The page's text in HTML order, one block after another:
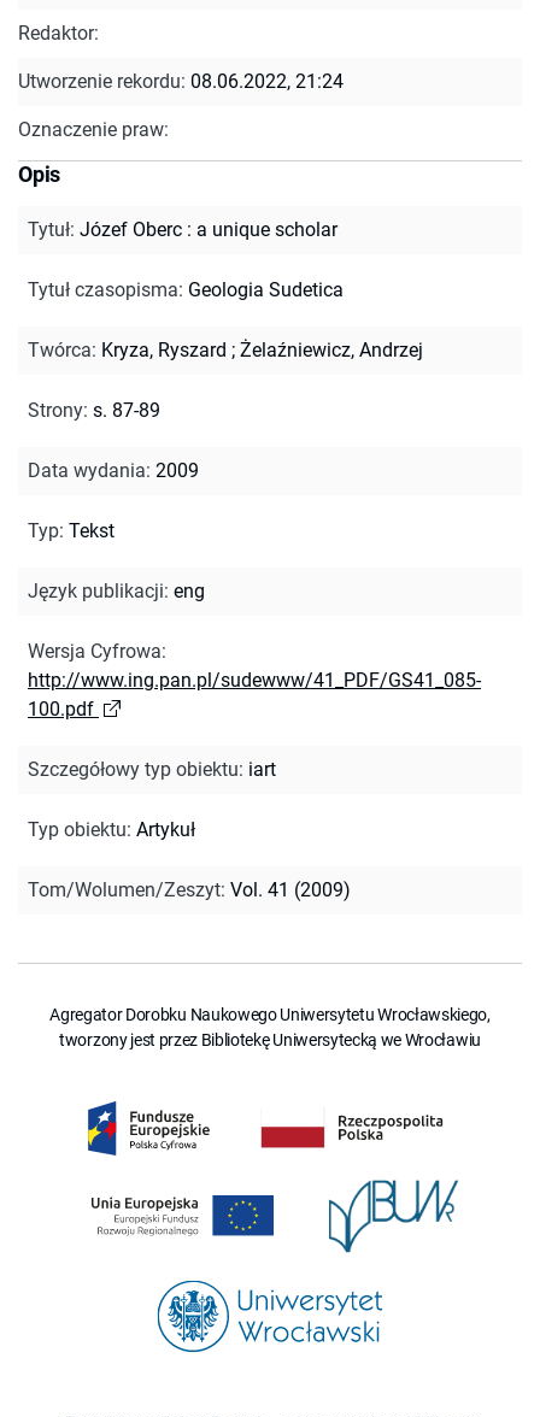
Redaktor:
Utworzenie rekordu: 08.06.2022, 21:24
Oznaczenie praw:
Opis
Tytuł: Józef Oberc : a unique scholar
Tytuł czasopisma: Geologia Sudetica
Twórca: Kryza, Ryszard ; Żelaźniewicz, Andrzej
Strony: s. 87-89
Data wydania: 2009
Typ: Tekst
Język publikacji: eng
Wersja Cyfrowa:
http://www.ing.pan.pl/sudewww/41_PDF/GS41_085-
100.pdf
Szczegółowy typ obiektu: iart
Typ obiektu: Artykuł
Tom/Wolumen/Zeszyt: Vol. 41 (2009)
Agregator Dorobku Naukowego Uniwersytetu Wrocławskiego,
tworzony jest przez Bibliotekę Uniwersytecką we Wrocławiu